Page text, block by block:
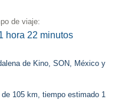
de viaje:
hora 22 minutos
de Kino, SON, México y
105 km, tiempo estimado 1